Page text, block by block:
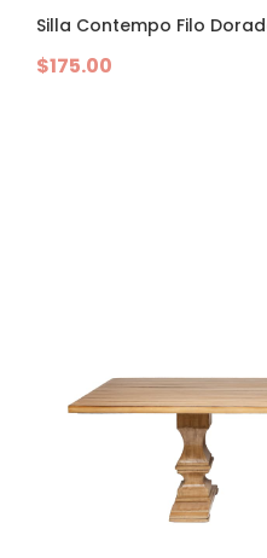
Silla Contempo Filo
$175.00